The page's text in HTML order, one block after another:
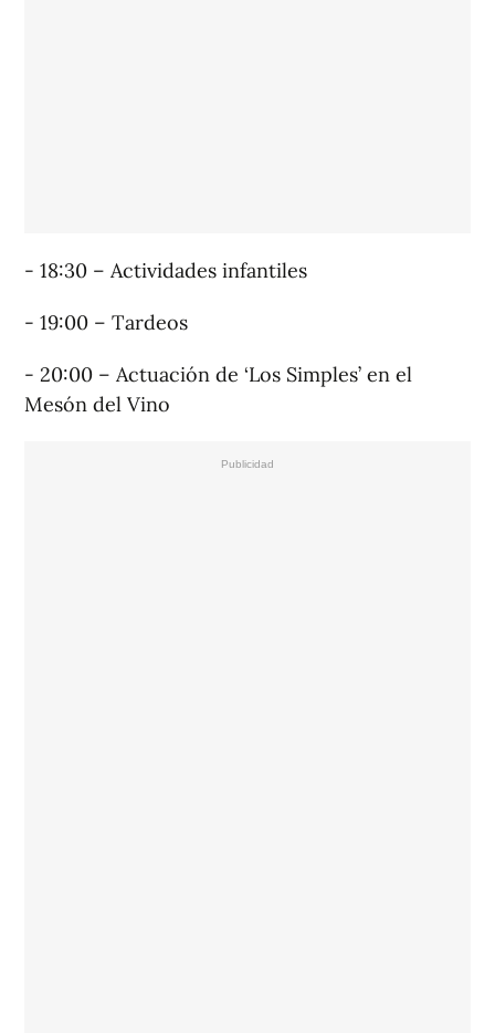
- 18:30 – Actividades infantiles
- 19:00 – Tardeos
- 20:00 – Actuación de ‘Los Simples’ en el
Mesón del Vino